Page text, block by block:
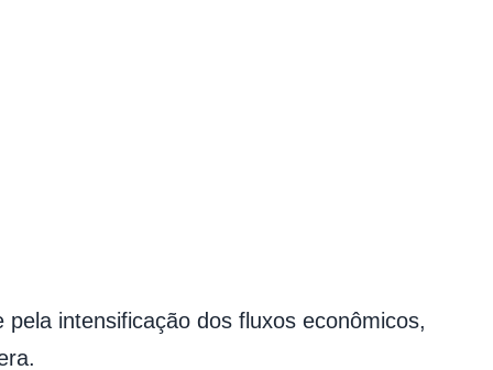
intensificação dos fluxos econômicos,